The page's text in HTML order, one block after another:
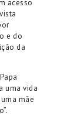
acesso
e do
da
uma vida
mãe